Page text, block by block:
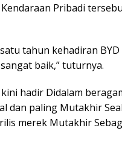
Kendaraan Pribadi
tahun kehadiran
baik,” tuturnya.
hadir Didalam
dan paling Mutakhir
merek Mutakhir